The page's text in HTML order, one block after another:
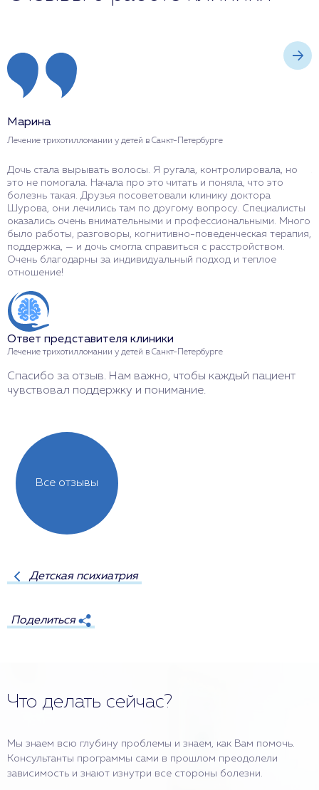
Марина
Лечение трихотилломании у детей в Санкт-Петербурге
Дочь стала вырывать волосы. Я ругала, контролировала, но
это не помогала. Начала про это читать и поняла, что это
болезнь такая. Друзья посоветовали клинику доктора
Шурова, они лечились там по другому вопросу. Специалисты
оказались очень внимательными и профессиональными. Много
было работы, разговоры, когнитивно-поведенческая терапия,
поддержка, — и дочь смогла справиться с расстройством.
Очень благодарны за индивидуальный подход и теплое
отношение!
Ответ представителя клиники
Лечение трихотилломании у детей в Санкт-Петербурге
Спасибо за отзыв. Нам важно, чтобы каждый пациент
чувствовал поддержку и понимание.
Все отзывы
Детская психиатрия
Поделиться
Что делать сейчас?
Мы знаем всю глубину проблемы и знаем, как Вам помочь.
Консультанты программы сами в прошлом преодолели
зависимость и знают изнутри все стороны болезни.